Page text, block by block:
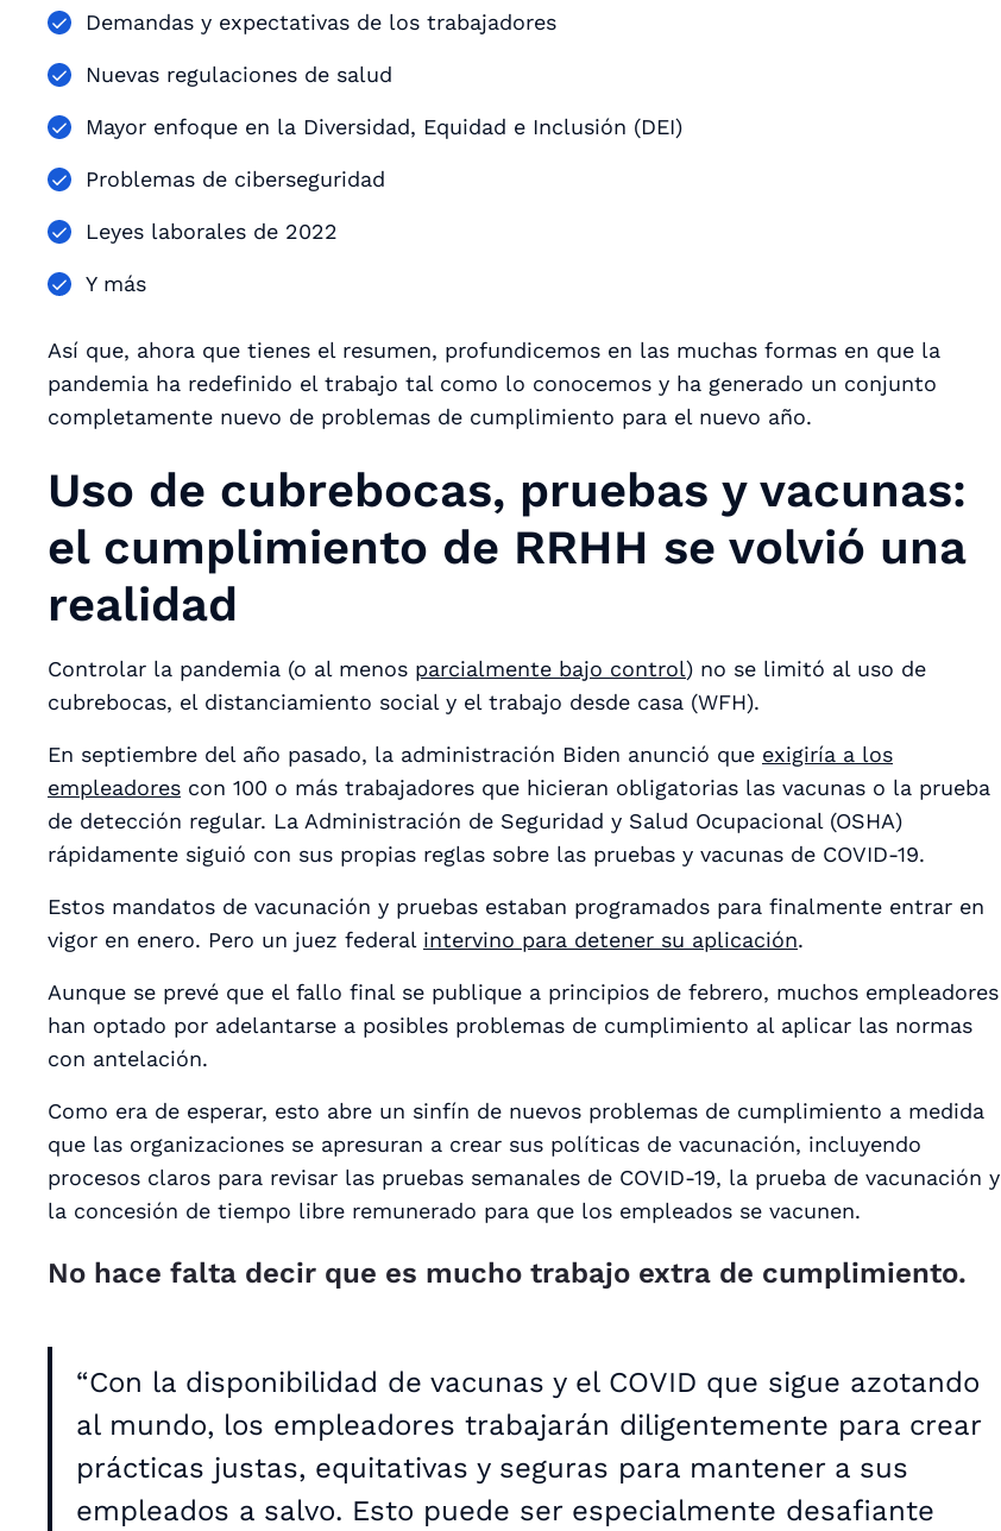
Demandas y expectativas de los trabajadores
Nuevas regulaciones de salud
Mayor enfoque en la Diversidad, Equidad e Inclusión (DEI)
Problemas de ciberseguridad
Leyes laborales de 2022
Y más
Así que, ahora que tienes el resumen, profundicemos en las muchas formas en que la
pandemia ha redefinido el trabajo tal como lo conocemos y ha generado un conjunto
completamente nuevo de problemas de cumplimiento para el nuevo año.
Uso de cubrebocas, pruebas y vacunas:
el cumplimiento de RRHH se volvió una
realidad
Controlar la pandemia (o al menos parcialmente bajo control) no se limitó al uso de
cubrebocas, el distanciamiento social y el trabajo desde casa (WFH).
En septiembre del año pasado, la administración Biden anunció que exigiría a los
empleadores con 100 o más trabajadores que hicieran obligatorias las vacunas o la prueba
de detección regular. La Administración de Seguridad y Salud Ocupacional (OSHA)
rápidamente siguió con sus propias reglas sobre las pruebas y vacunas de COVID-19.
Estos mandatos de vacunación y pruebas estaban programados para finalmente entrar en
vigor en enero. Pero un juez federal intervino para detener su aplicación.
Aunque se prevé que el fallo final se publique a principios de febrero, muchos empleadores
han optado por adelantarse a posibles problemas de cumplimiento al aplicar las normas
con antelación.
Como era de esperar, esto abre un sinfín de nuevos problemas de cumplimiento a medida
que las organizaciones se apresuran a crear sus políticas de vacunación, incluyendo
procesos claros para revisar las pruebas semanales de COVID-19, la prueba de vacunación y
la concesión de tiempo libre remunerado para que los empleados se vacunen.
No hace falta decir que es mucho trabajo extra de cumplimiento.
“Con la disponibilidad de vacunas y el COVID que sigue azotando
al mundo, los empleadores trabajarán diligentemente para crear
prácticas justas, equitativas y seguras para mantener a sus
empleados a salvo. Esto puede ser especialmente desafiante